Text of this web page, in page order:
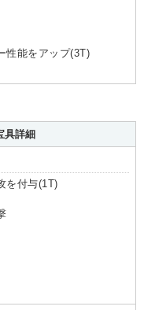
性能をアップ(3T)
具詳細
を付与(1T)